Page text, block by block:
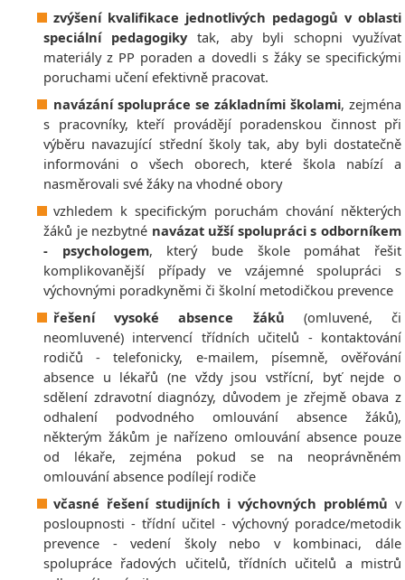
zvýšení kvalifikace jednotlivých pedagogů v oblasti
speciální pedagogikytak, aby byli schopni využívat
materiály z PP poraden a dovedli s žáky se specifickými
poruchami učení efektivně pracovat.
navázání spolupráce se základními školami, zejména
s pracovníky, kteří provádějí poradenskou činnost při
výběru navazující střední školy tak, aby byli dostatečně
informováni o všech oborech, které škola nabízí a
nasměrovali své žáky na vhodné obory
vzhledem k specifickým poruchám chování některých
žáků je nezbytné navázat užší spolupráci s odborníkem
- psychologem, který bude škole pomáhat řešit
komplikovanější případy ve vzájemné spolupráci s
výchovnými poradkyněmi či školní metodičkou prevence
řešení vysoké absence žáků (omluvené, či
neomluvené) intervencí třídních učitelů - kontaktování
rodičů - telefonicky, e-mailem, písemně, ověřování
absence u lékařů (ne vždy jsou vstřícní, byť nejde o
sdělení zdravotní diagnózy, důvodem je zřejmě obava z
odhalení podvodného omlouvání absence žáků),
některým žákům je nařízeno omlouvání absence pouze
od lékaře, zejména pokud se na neoprávněném
omlouvání absence podílejí rodiče
včasné řešení studijních i výchovných problémů v
posloupnosti - třídní učitel - výchovný poradce/metodik
prevence - vedení školy nebo v kombinaci, dále
spolupráce řadových učitelů, třídních učitelů a mistrů